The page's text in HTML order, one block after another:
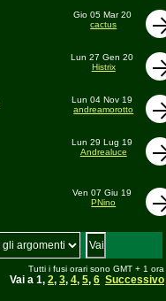
Gio 05 Mar 20
cactus
Lun 27 Gen 20
Histrix
Lun 04 Nov 19
andreamorotto
Lun 29 Lug 19
Andrealuce
Ven 07 Giu 19
PNino
Tutti i fusi orari sono GMT + 1 ora
Vai a 1, 2, 3, 4, 5, 6 Successivo